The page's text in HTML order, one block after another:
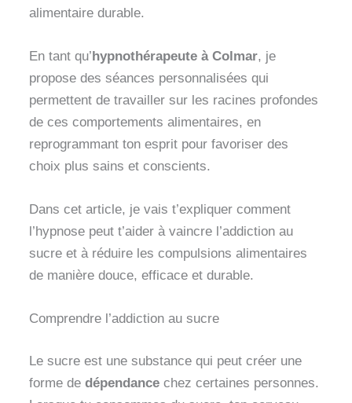
alimentaire durable.
En tant qu’hypnothérapeute à Colmar, je
propose des séances personnalisées qui
permettent de travailler sur les racines profondes
de ces comportements alimentaires, en
reprogrammant ton esprit pour favoriser des
choix plus sains et conscients.
Dans cet article, je vais t’expliquer comment
l’hypnose peut t’aider à vaincre l’addiction au
sucre et à réduire les compulsions alimentaires
de manière douce, efficace et durable.
Comprendre l’addiction au sucre
Le sucre est une substance qui peut créer une
forme de dépendance chez certaines personnes.